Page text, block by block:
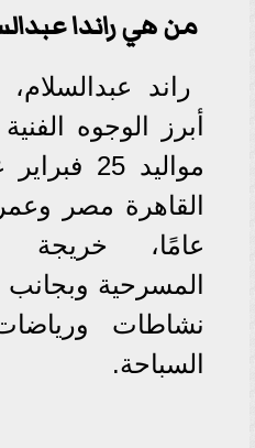
من هي راندا
راند
أبرز الوجوه
عامًا، خريجة
المسرحية
نشاطات
السباحة.